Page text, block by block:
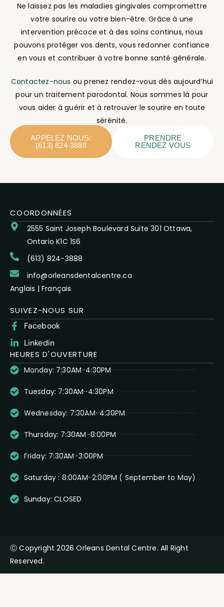
Ne laissez pas les maladies gingivales compromettre
votre sourire ou votre bien-être. Grâce à une
intervention précoce et à des soins continus, nous
pouvons protéger vos dents, vous redonner confiance
en vous et contribuer à votre bonne santé générale.
Contactez-nous ou prenez rendez-vous dès aujourd’hui
pour un traitement parodontal. Nous sommes là pour
vous aider à guérir et à retrouver le sourire en toute
sérénité.
APPELEZ NOUS:
(613) 824-3888
PRENDRE
RENDEZ VOUS
COORDONNÉES
2555 Saint Joseph Boulevard Suite 301 Ottawa,
Ontario K1C 1S6
(613) 824-3888
info@orleansdentalcentre.ca
Anglais |Français
HEURES D'OUVERTURE
Monday: 7:30AM-4:30PM
Tuesday: 7:30AM-4:30PM
Wednesday: 7:30AM-4:30PM
Thursday: 7:30AM-8:00PM
Friday: 7:30AM-3:00PM
Saturday : 8:00AM-2:00PM ( September to May)
Sunday: CLOSED
SUIVEZ-NOUS SUR
Facebook
Linkedin
Ⓒ Copyright 2026 Orleans Dental Centre. All Right
Reserved.